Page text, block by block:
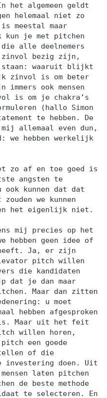
het algemeen geldt
helemaal niet zo
meestal maar
je met pitchen
die alle deelnemers
zinvol bezig zijn,
staan: waaruit blijkt
zinvol is om beter
ook mensen
is om je chakra’s
(hallo Simon
te hebben. De
allemaal even dun,
we hebben werkelijk
zo af en toe goed is
angsten te
ook kunnen dat dat
we kunnen
het eigenlijk niet.
mij precies op het
hebben geen idee of
Ja, er zijn
pitch willen
die kandidaten
dat je dan maar
Maar dan zitten
u moet
hebben afgesproken
Maar uit het feit
willen horen,
een goede
of die
investering doen. Uit
laten pitchen
de beste methode
te selecteren. En